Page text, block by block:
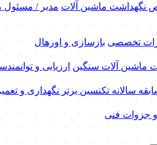
نگهداشت ماشین آلات مدیر / مسئول
تخصصی بازسازی و اورهال
ماشین آلات سنگین ارزیابی و
سالانه تکنسین برتر نگهداری و
جزوات فنی